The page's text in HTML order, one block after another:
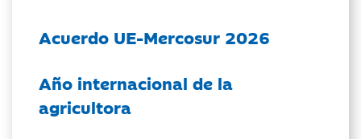
Acuerdo UE-Mercosur 2026
Año internacional de la
agricultora